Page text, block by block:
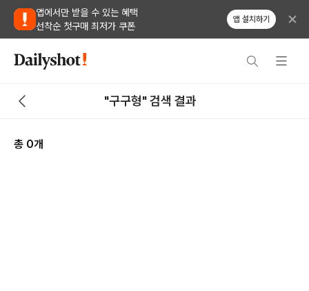
앱에서만 받을 수 있는 혜택
선착순 첫구매 최저가 쿠폰
앱 설치하기
"구구형" 검색 결과
총 0개